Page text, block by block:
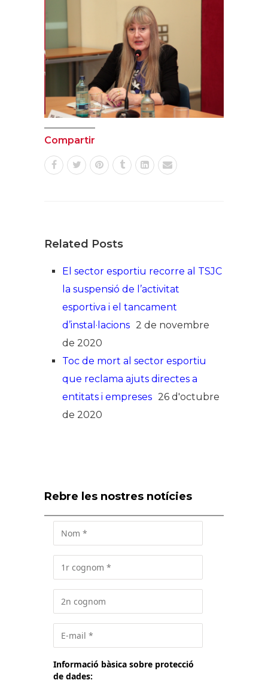
Compartir
Related Posts
El sector esportiu recorre al TSJC
la suspensió de l’activitat
esportiva i el tancament
d’instal·lacions 2 de novembre
de 2020
Toc de mort al sector esportiu
que reclama ajuts directes a
entitats i empreses 26 d'octubre
de 2020
Rebre les nostres notícies
Informació bàsica sobre protecció
de dades: